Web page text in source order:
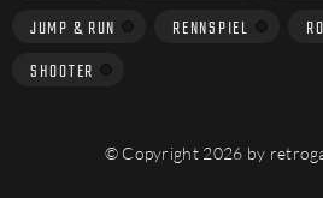
JUMP & RUN
RENNSPIEL
SHOOTER
© Copyright 2026 by